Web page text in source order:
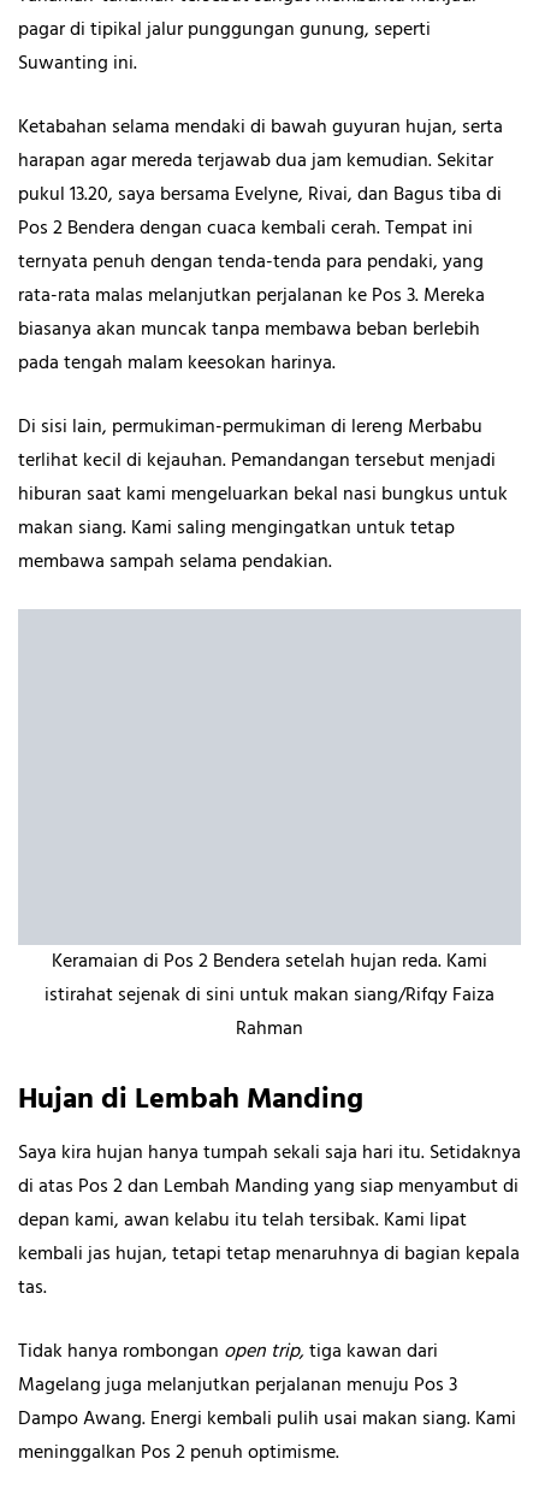
pagar di tipikal jalur punggungan gunung, seperti
Suwanting ini.
Ketabahan selama mendaki di bawah guyuran hujan, serta
harapan agar mereda terjawab dua jam kemudian. Sekitar
pukul 13.20, saya bersama Evelyne, Rivai, dan Bagus tiba di
Pos 2 Bendera dengan cuaca kembali cerah. Tempat ini
ternyata penuh dengan tenda-tenda para pendaki, yang
rata-rata malas melanjutkan perjalanan ke Pos 3. Mereka
biasanya akan muncak tanpa membawa beban berlebih
pada tengah malam keesokan harinya.
Di sisi lain, permukiman-permukiman di lereng Merbabu
terlihat kecil di kejauhan. Pemandangan tersebut menjadi
hiburan saat kami mengeluarkan bekal nasi bungkus untuk
makan siang. Kami saling mengingatkan untuk tetap
membawa sampah selama pendakian.
Keramaian di Pos 2 Bendera setelah hujan reda. Kami
istirahat sejenak di sini untuk makan siang/Rifqy Faiza
Rahman
Hujan di Lembah Manding
Saya kira hujan hanya tumpah sekali saja hari itu. Setidaknya
di atas Pos 2 dan Lembah Manding yang siap menyambut di
depan kami, awan kelabu itu telah tersibak. Kami lipat
kembali jas hujan, tetapi tetap menaruhnya di bagian kepala
tas.
Tidak hanya rombongan open trip,tiga kawan dari
Magelang juga melanjutkan perjalanan menuju Pos 3
Dampo Awang. Energi kembali pulih usai makan siang. Kami
meninggalkan Pos 2 penuh optimisme.